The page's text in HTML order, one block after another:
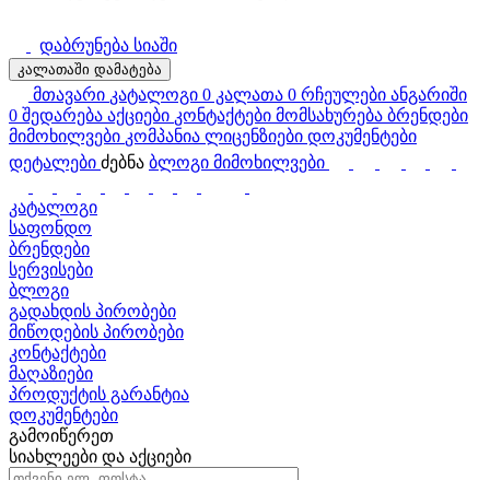
დაბრუნება სიაში
კალათაში დამატება
მთავარი კატალოგი 0 კალათა 0 რჩეულები ანგარიში
0 შედარება აქციები კონტაქტები მომსახურება ბრენდები
მიმოხილვები კომპანია ლიცენზიები დოკუმენტები
დეტალები ძებნა ბლოგი მიმოხილვები
კატალოგი
საფონდო
ბრენდები
სერვისები
ბლოგი
გადახდის პირობები
მიწოდების პირობები
კონტაქტები
მაღაზიები
პროდუქტის გარანტია
დოკუმენტები
გამოიწერეთ
სიახლეები და აქციები